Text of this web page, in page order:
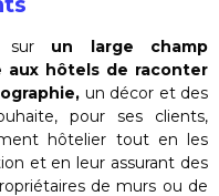
sur un large champ
aux hôtels de raconter
un décor et des
pour ses clients,
hôtelier tout en les
et en leur assurant des
de murs ou de